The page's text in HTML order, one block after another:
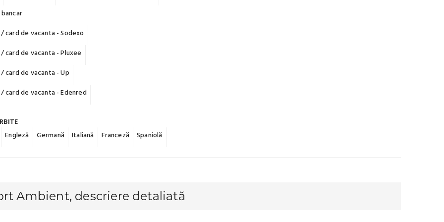
card de vacanta - Sodexo
card de vacanta - Pluxee
card de vacanta - Up
card de vacanta - Edenred
Engleză
Germană Italiană Franceză Spaniolă
Ambient, descriere detaliată